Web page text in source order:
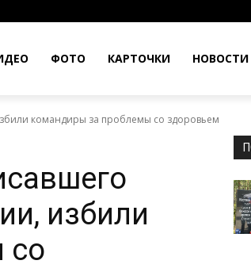
ФОТО КАРТОЧКИ НОВОСТИ
командиры за проблемы со здоровьем
избили
со